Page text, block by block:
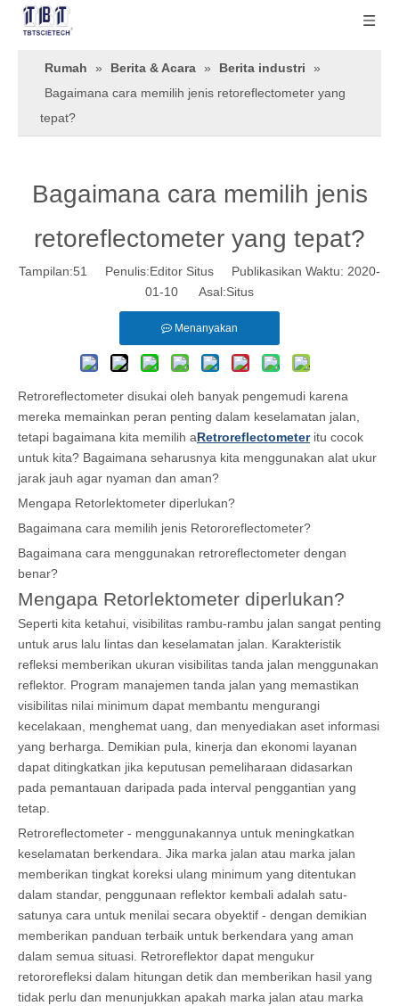
Rumah » Berita & Acara » Berita industri
»
Bagaimana cara memilih jenis retoreflectometer yang
tepat?
Bagaimana cara memilih jenis
retoreflectometer yang tepat?
Tampilan:51
Penulis:Editor Situs Publikasikan Waktu: 2020-
01-10 Asal:Situs
Menanyakan
Retroreflectometer disukai oleh banyak pengemudi karena
mereka memainkan peran penting dalam keselamatan jalan,
tetapi bagaimana kita memilih aRetroreflectometer itu cocok
untuk kita? Bagaimana seharusnya kita menggunakan alat ukur
jarak jauh agar nyaman dan aman?
Mengapa Retorlektometer diperlukan?
Bagaimana cara memilih jenis Retororeflectometer?
Bagaimana cara menggunakan retroreflectometer dengan
benar?
Mengapa Retorlektometer diperlukan?
Seperti kita ketahui, visibilitas rambu-rambu jalan sangat penting
untuk arus lalu lintas dan keselamatan jalan. Karakteristik
refleksi memberikan ukuran visibilitas tanda jalan menggunakan
reflektor. Program manajemen tanda jalan yang memastikan
visibilitas nilai minimum dapat membantu mengurangi
kecelakaan, menghemat uang, dan menyediakan aset informasi
yang berharga. Demikian pula, kinerja dan ekonomi layanan
dapat ditingkatkan jika keputusan pemeliharaan didasarkan
pada pemantauan daripada pada interval penggantian yang
tetap.
Retroreflectometer - menggunakannya untuk meningkatkan
keselamatan berkendara. Jika marka jalan atau marka jalan
memberikan tingkat koreksi ulang minimum yang ditentukan
dalam standar, penggunaan reflektor kembali adalah satu-
satunya cara untuk menilai secara obyektif - dengan demikian
memberikan panduan terbaik untuk berkendara yang aman
dalam semua situasi. Retroreflektor dapat mengukur
retororefleksi dalam hitungan detik dan memberikan hasil yang
tidak perlu dan menunjukkan apakah marka jalan atau marka